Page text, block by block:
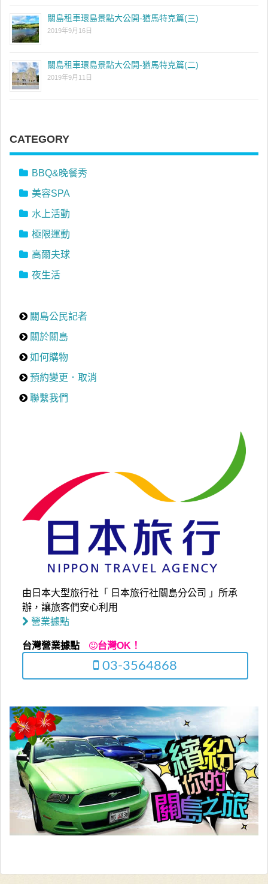
關島租車環島景點大公開-猶馬特克篇(三)
2019年9月16日
關島租車環島景點大公開-猶馬特克篇(二)
2019年9月11日
CATEGORY
BBQ&晚餐秀
美容SPA
水上活動
極限運動
高爾夫球
夜生活
關島公民記者
關於關島
如何購物
預約變更．取消
聯繫我們
由日本大型旅行社「 日本旅行社關島分公司 」所承
辦，讓旅客們安心利用
營業據點
台灣營業據點 台灣OK！
03-3564868